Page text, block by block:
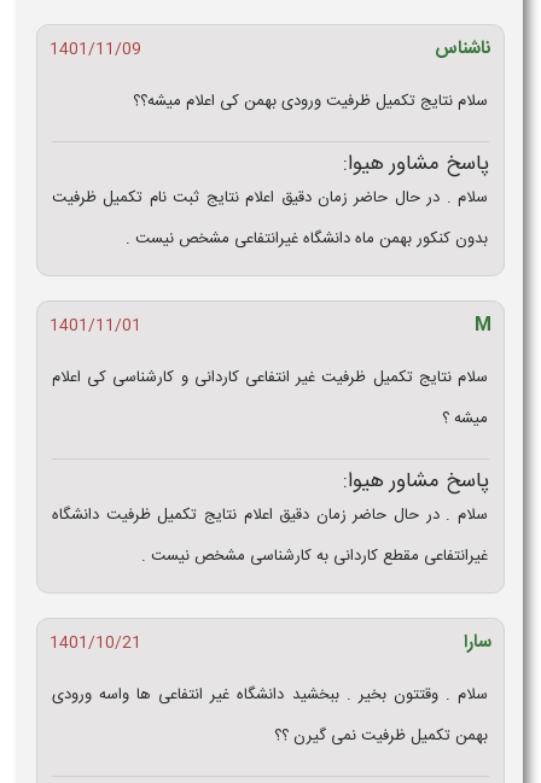
ناشناس
1401/11/09
سلام نتایج تکمیل ظرفیت ورودی بهمن کی اعلام میشه؟؟
پاسخ مشاور هیوا:
سلام . در حال حاضر زمان دقیق اعلام نتایج ثبت نام تکمیل ظرفیت
بدون کنکور بهمن ماه دانشگاه غیرانتفاعی مشخص نیست .
M
1401/11/01
سلام نتایج تکمیل ظرفیت غیر انتفاعی کاردانی و کارشناسی کی اعلام
میشه ؟
پاسخ مشاور هیوا:
سلام . در حال حاضر زمان دقیق اعلام نتایج تکمیل ظرفیت دانشگاه
غیرانتفاعی مقطع کاردانی به کارشناسی مشخص نیست .
سارا
1401/10/21
سلام . وقتتون بخیر . ببخشید دانشگاه غیر انتفاعی ها واسه ورودی
بهمن تکمیل ظرفیت نمی گیرن ؟؟